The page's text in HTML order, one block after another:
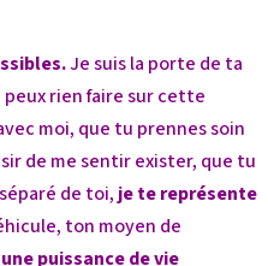
Je suis la porte de ta
peux rien faire sur cette
moi, que tu prennes soin
de me sentir exister, que tu
de toi, je te représente
ton moyen de
puissance de vie